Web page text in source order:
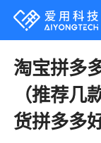
淘宝拼多
（推荐几
货拼多多